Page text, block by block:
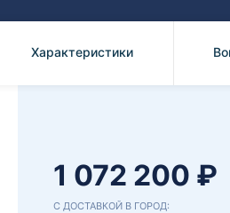
Характеристики
1 072 200 ₽
С ДОСТАВКОЙ В ГОРОД: